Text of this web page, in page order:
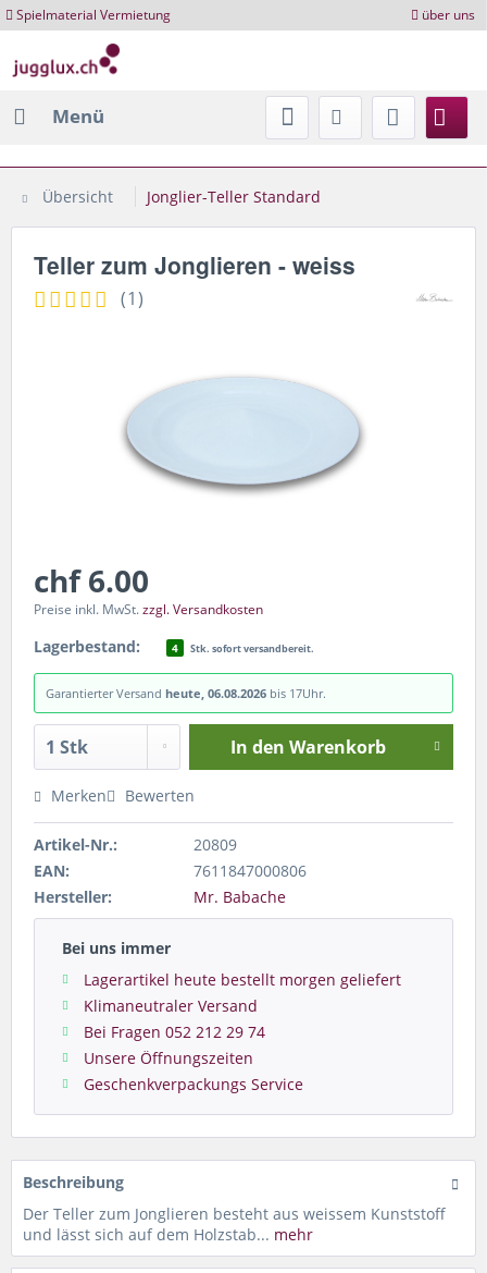
Spielmaterial Vermietung über uns
Menü
Übersicht Jonglier-Teller Standard
Teller zum Jonglieren - weiss
(1)
chf 6.00
Preise inkl. MwSt.zzgl. Versandkosten
Lagerbestand: 4 Stk. sofort versandbereit.
Garantierter Versand heute, 06.08.2026 bis 17Uhr.
In den Warenkorb
Merken Bewerten
Artikel-Nr.:
20809
EAN:
7611847000806
Hersteller:
Mr. Babache
Bei uns immer
Lagerartikel heute bestellt morgen geliefert
Klimaneutraler Versand
Bei Fragen 052 212 29 74
Unsere Öffnungszeiten
Geschenkverpackungs Service
Beschreibung
Der Teller zum Jonglieren besteht aus weissem Kunststoff
und lässt sich auf dem Holzstab... mehr